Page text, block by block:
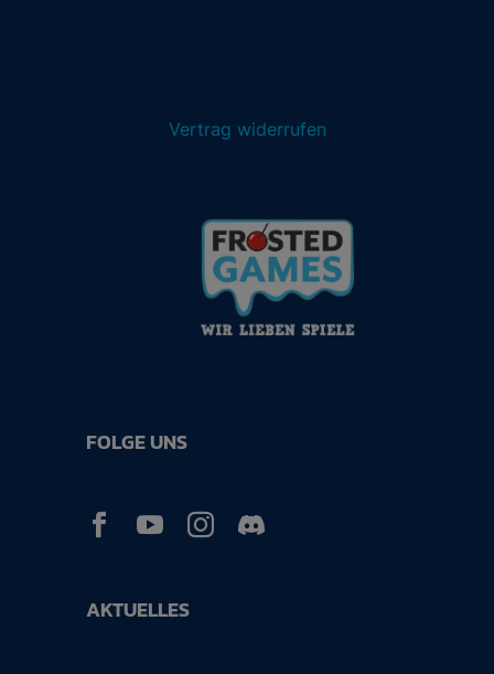
Vertrag widerrufen
AKTUELLES
FOLGE UNS
  